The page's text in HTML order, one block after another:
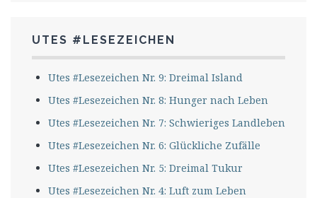
UTES #LESEZEICHEN
Utes #Lesezeichen Nr. 9: Dreimal Island
Utes #Lesezeichen Nr. 8: Hunger nach Leben
Utes #Lesezeichen Nr. 7: Schwieriges Landleben
Utes #Lesezeichen Nr. 6: Glückliche Zufälle
Utes #Lesezeichen Nr. 5: Dreimal Tukur
Utes #Lesezeichen Nr. 4: Luft zum Leben